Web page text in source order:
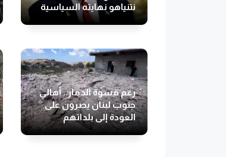
نتنياهو نهايته السياسية
رغم قسوة الدمار.. أهالي
جنوب لبنان يصرون على
العودة إلى بلداتهم